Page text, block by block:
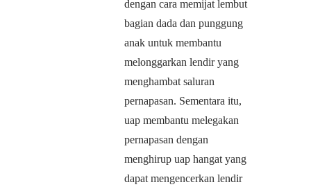
dengan cara memijat lembut
bagian dada dan punggung
anak untuk membantu
melonggarkan lendir yang
menghambat saluran
pernapasan. Sementara itu,
uap membantu melegakan
pernapasan dengan
menghirup uap hangat yang
dapat mengencerkan lendir